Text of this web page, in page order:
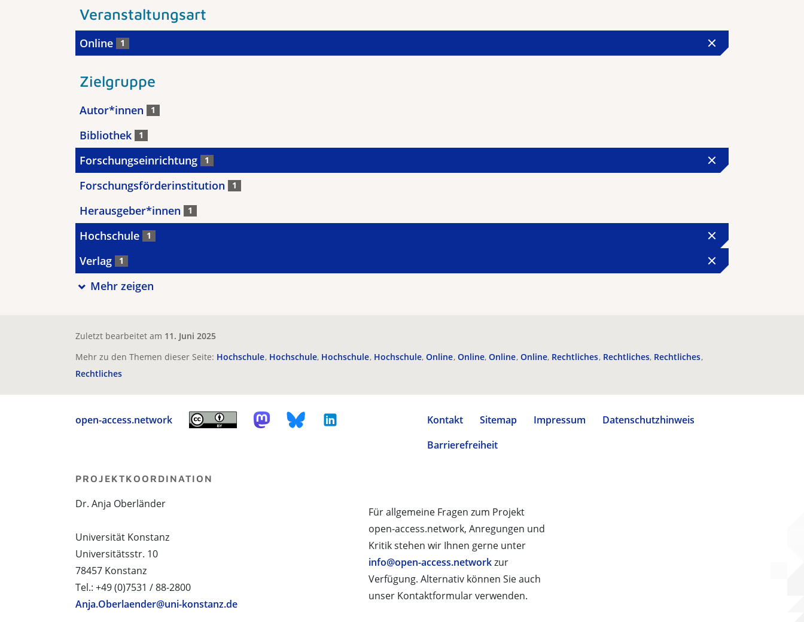
Veranstaltungsart
Online 1
Zielgruppe
Autor*innen 1
Bibliothek 1
Forschungseinrichtung 1
Forschungsförderinstitution 1
Herausgeber*innen 1
Hochschule 1
Verlag 1
Mehr zeigen
Zuletzt bearbeitet am 11. Juni 2025
Mehr zu den Themen dieser Seite: Hochschule Hochschule Hochschule Hochschule Online Online Online Online Rechtliches Rechtliches Rechtliches
Rechtliches
open-access.network Kontakt Sitemap Impressum
Datenschutzhinweis
Barrierefreiheit
Für allgemeine Fragen zum Projekt
open-access.network, Anregungen und
Kritik stehen wir Ihnen gerne unter
info@open-access.networkzur
Verfügung. Alternativ können Sie auch
unser Kontaktformular verwenden.
PROJEKTKOORDINATION
Dr. Anja Oberländer
Universität Konstanz
Universitätsstr. 10
78457 Konstanz
Tel.: +49 (0)7531 / 88-2800
Anja.Oberlaender@uni-konstanz.de